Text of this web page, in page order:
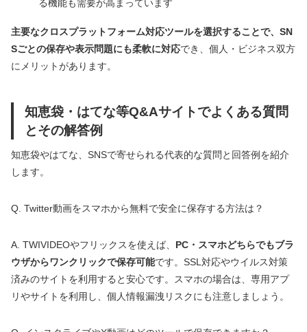
る機能も需要が高まっています
主要なクロスプラットフォーム対応ツールを選択することで、SN
Sごとの保存や表示問題にも柔軟に対応でき、個人・ビジネス双方
にメリットがあります。
知恵袋・はてな等Q&Aサイトでよくある質問
とその解答例
知恵袋やはてな、SNSで寄せられる代表的な質問と回答例を紹介
します。
Q. Twitter動画をスマホから無料で安全に保存する方法は？
A. TWIVIDEOやフリックスを使えば、 PC・スマホどちらでもブラ
ウザからワンクリックで保存可能です。SSL対応やウイルス対策
済みのサイトを利用すると安心です。スマホの場合は、専用アプ
リやサイトを利用し、個人情報漏洩リスクにも注意しましょう。